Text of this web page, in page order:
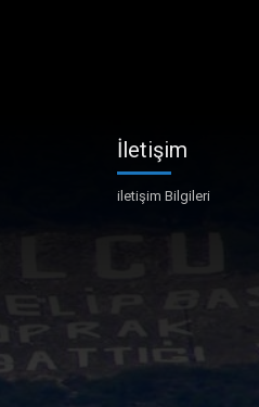
İletişim
iletişim Bilgileri